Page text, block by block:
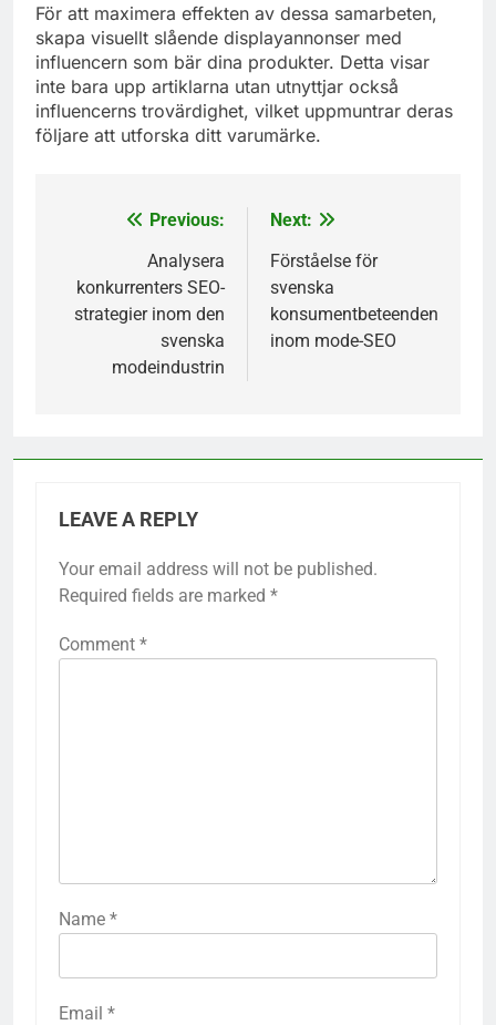
För att maximera effekten av dessa samarbeten,
skapa visuellt slående displayannonser med
influencern som bär dina produkter. Detta visar
inte bara upp artiklarna utan utnyttjar också
influencerns trovärdighet, vilket uppmuntrar deras
följare att utforska ditt varumärke.
navigation
Previous:
Analysera
konkurrenters SEO-
strategier inom den
svenska
modeindustrin
Next:
Förståelse för
svenska
konsumentbeteenden
inom mode-SEO
LEAVE A REPLY
Your email address will not be published.
Required fields are marked *
Comment *
Name *
Email *